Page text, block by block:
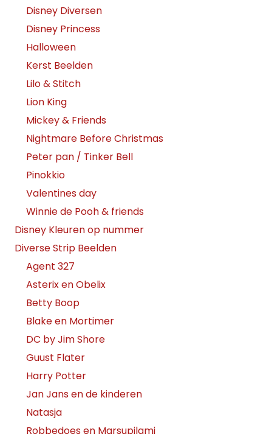
Disney Diversen
Disney Princess
Halloween
Kerst Beelden
Lilo & Stitch
Lion King
Mickey & Friends
Nightmare Before Christmas
Peter pan / Tinker Bell
Pinokkio
Valentines day
Winnie de Pooh & friends
Disney Kleuren op nummer
Diverse Strip Beelden
Agent 327
Asterix en Obelix
Betty Boop
Blake en Mortimer
DC by Jim Shore
Guust Flater
Harry Potter
Jan Jans en de kinderen
Natasja
Robbedoes en Marsupilami